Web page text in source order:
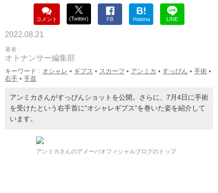
コメント (Twitter) FB
B!
Hatena LINE
2022.08.21
著者 :
オトナンサー編集部
キーワード : オシャレ • ギプス • スカーフ • アンミカ • すっぴん • 手術 •
右手 • 手首
アンミカさんがすっぴんショットを公開。さらに、7月4日に手術
を受けたという右手首に“オシャレギプス”を巻いた姿を紹介して
います。
アンミカさんのアメーバオフィシャルブログのトップ